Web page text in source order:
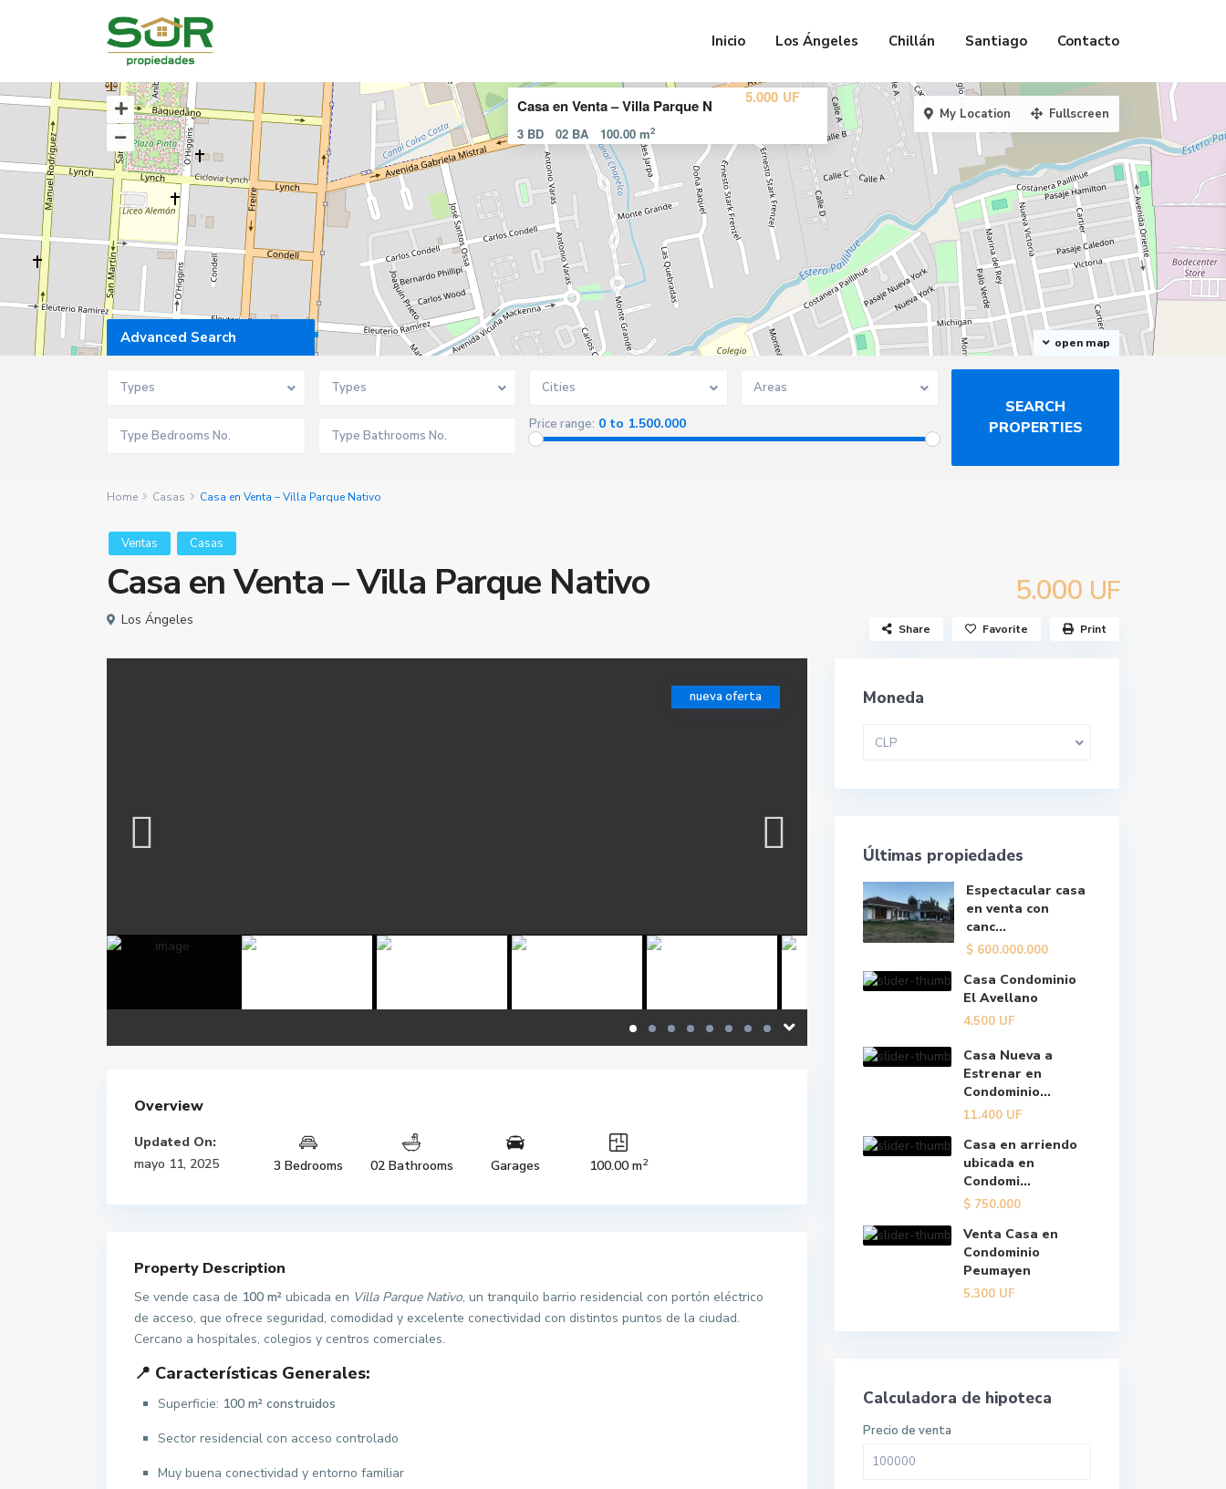
Inicio Los Ángeles Chillán Santiago Contacto
Casa en Venta – Villa Parque N 5.000 UF
3 BD 02 BA 100.00 m2
open map
My Location Fullscreen
Advanced Search
Types Types Cities Areas
Price range: 0 to 1.500.000
Home Casas Casa en Venta – Villa Parque Nativo
Ventas Casas
Casa en Venta – Villa Parque Nativo 5.000 UF
Los Ángeles
Share Favorite Print
nueva oferta
Overview
Updated On:
mayo 11, 2025
3 Bedrooms 02 Bathrooms Garages 100.00 m2
Property Description
Se vende casa de 100 m² ubicada en Villa Parque Nativo, un tranquilo barrio residencial con portón eléctrico
de acceso, que ofrece seguridad, comodidad y excelente conectividad con distintos puntos de la ciudad.
Cercano a hospitales, colegios y centros comerciales.
📍 Características Generales:
Superficie: 100 m² construidos
Sector residencial con acceso controlado
Muy buena conectividad y entorno familiar
Moneda
CLP
Últimas propiedades
Espectacular casa
en venta con
canc...
$ 600.000.000
Casa Condominio
El Avellano
4.500 UF
Casa Nueva a
Estrenar en
Condominio...
11.400 UF
Casa en arriendo
ubicada en
Condomi...
$ 750.000
Venta Casa en
Condominio
Peumayen
5.300 UF
Calculadora de hipoteca
Precio de venta